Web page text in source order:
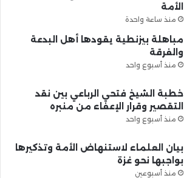
الأمة
منذ ساعة واحدة
مباهلة بيزنطية يقودها أهل البدعة
والفرقة
منذ أسبوع واحد
خطبة الشيخ فتحي الرباعي بين نقد
التقصير وقرار الإعفاء من منبره
منذ أسبوع واحد
بيان العلماء لاستنهاض الأمة وتذكيرها
بواجبها نحو غزة
منذ أسبوعين